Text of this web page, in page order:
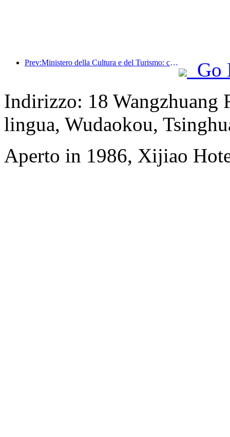
Prev:Ministero della Cultura e del Turismo: concentrarsi sia sull'offerta che sulla domanda per orientare le attività di consumo e i viaggi culturali e turistici.
Go
Indirizzo: 18
lingua, Wudaokou,
Aperto in 1986, Xijiao